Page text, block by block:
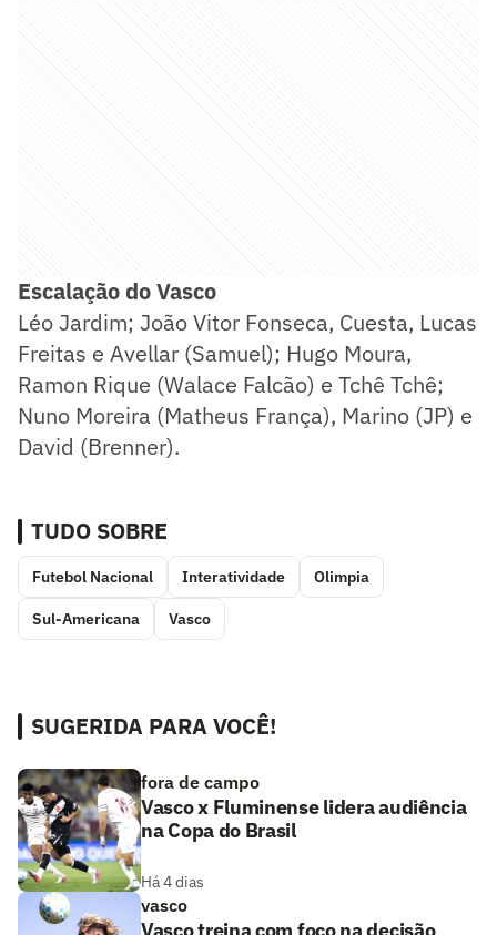
Escalação do Vasco
Léo Jardim; João Vitor Fonseca, Cuesta, Lucas
Freitas e Avellar (Samuel); Hugo Moura,
Ramon Rique (Walace Falcão) e Tchê Tchê;
Nuno Moreira (Matheus França), Marino (JP) e
David (Brenner).
TUDO SOBRE
Futebol Nacional Interatividade Olimpia
Sul-Americana Vasco
SUGERIDA PARA VOCÊ!
fora de campo
Vasco x Fluminense lidera audiência
na Copa do Brasil
Há 4 dias
vasco